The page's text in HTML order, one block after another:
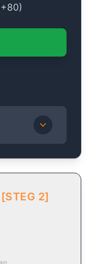
80)
[STEG 2]